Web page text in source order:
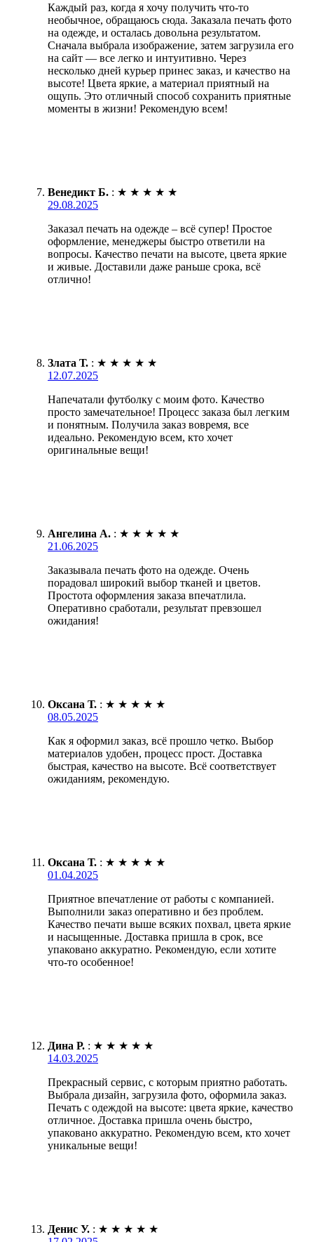
Каждый раз, когда я хочу получить что-то
необычное, обращаюсь сюда. Заказала печать фото
на одежде, и осталась довольна результатом.
Сначала выбрала изображение, затем загрузила его
на сайт — все легко и интуитивно. Через
несколько дней курьер принес заказ, и качество на
высоте! Цвета яркие, а материал приятный на
ощупь. Это отличный способ сохранить приятные
моменты в жизни! Рекомендую всем!
Венедикт Б. : ★ ★ ★ ★ ★
29.08.2025
Заказал печать на одежде – всё супер! Простое
оформление, менеджеры быстро ответили на
вопросы. Качество печати на высоте, цвета яркие
и живые. Доставили даже раньше срока, всё
отлично!
Злата Т. : ★ ★ ★ ★ ★
12.07.2025
Напечатали футболку с моим фото. Качество
просто замечательное! Процесс заказа был легким
и понятным. Получила заказ вовремя, все
идеально. Рекомендую всем, кто хочет
оригинальные вещи!
Ангелина А. : ★ ★ ★ ★ ★
21.06.2025
Заказывала печать фото на одежде. Очень
порадовал широкий выбор тканей и цветов.
Простота оформления заказа впечатлила.
Оперативно сработали, результат превзошел
ожидания!
Оксана Т. : ★ ★ ★ ★ ★
08.05.2025
Как я оформил заказ, всё прошло четко. Выбор
материалов удобен, процесс прост. Доставка
быстрая, качество на высоте. Всё соответствует
ожиданиям, рекомендую.
Оксана Т. : ★ ★ ★ ★ ★
01.04.2025
Приятное впечатление от работы с компанией.
Выполнили заказ оперативно и без проблем.
Качество печати выше всяких похвал, цвета яркие
и насыщенные. Доставка пришла в срок, все
упаковано аккуратно. Рекомендую, если хотите
что-то особенное!
Дина Р. : ★ ★ ★ ★ ★
14.03.2025
Прекрасный сервис, с которым приятно работать.
Выбрала дизайн, загрузила фото, оформила заказ.
Печать с одеждой на высоте: цвета яркие, качество
отличное. Доставка пришла очень быстро,
упаковано аккуратно. Рекомендую всем, кто хочет
уникальные вещи!
Денис У. : ★ ★ ★ ★ ★